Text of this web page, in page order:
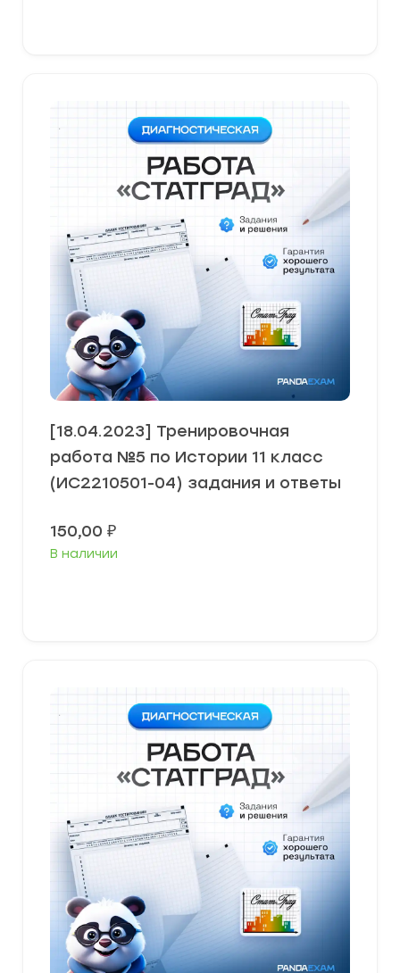
[18.04.2023] Тренировочная
работа №5 по Истории 11 класс
(ИС2210501-04) задания и ответы
150,00 ₽
В наличии